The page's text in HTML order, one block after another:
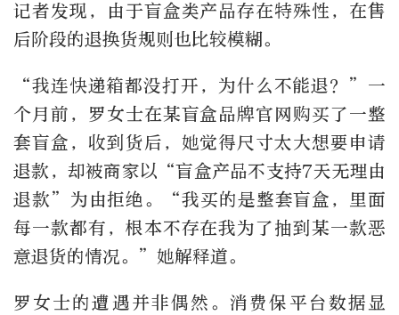
记者发现，由于盲盒类产品存在特殊性，在售
后阶段的退换货规则也比较模糊。
“我连快递箱都没打开，为什么不能退？”一
个月前，罗女士在某盲盒品牌官网购买了一整
套盲盒，收到货后，她觉得尺寸太大想要申请
退款，却被商家以“盲盒产品不支持7天无理由
退款”为由拒绝。“我买的是整套盲盒，里面
每一款都有，根本不存在我为了抽到某一款恶
意退货的情况。”她解释道。
罗女士的遭遇并非偶然。消费保平台数据显